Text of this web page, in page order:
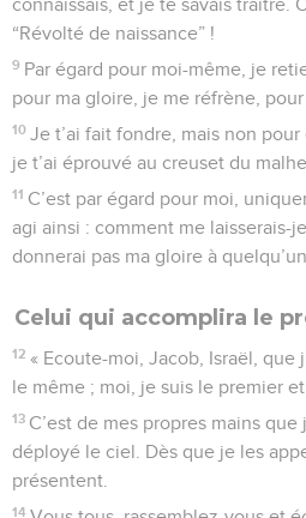
connaissais, et je te savais traître.
“Révolté de naissance” !
9 Par égard pour moi-même, je
pour ma gloire, je me réfrène,
10 Je t’ai fait fondre, mais non pour
je t’ai éprouvé au creuset du
11 C’est par égard pour moi,
agi ainsi : comment me laisserais-
donnerai pas ma gloire à quelqu’un
Celui qui accomplira le
12 « Ecoute-moi, Jacob, Israël, que
le même ; moi, je suis le premier
13 C’est de mes propres mains que
déployé le ciel. Dès que je les
présentent.
14